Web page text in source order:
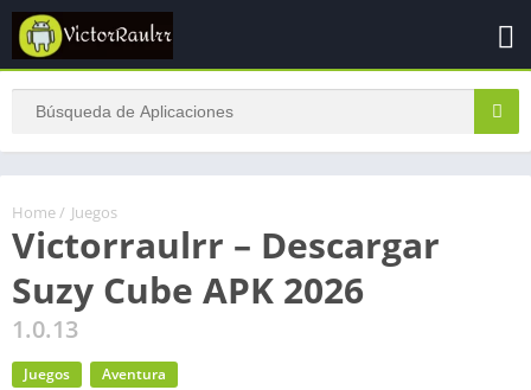
Home / Juegos
Victorraulrr – Descargar
Suzy Cube APK 2026
1.0.13
Juegos Aventura